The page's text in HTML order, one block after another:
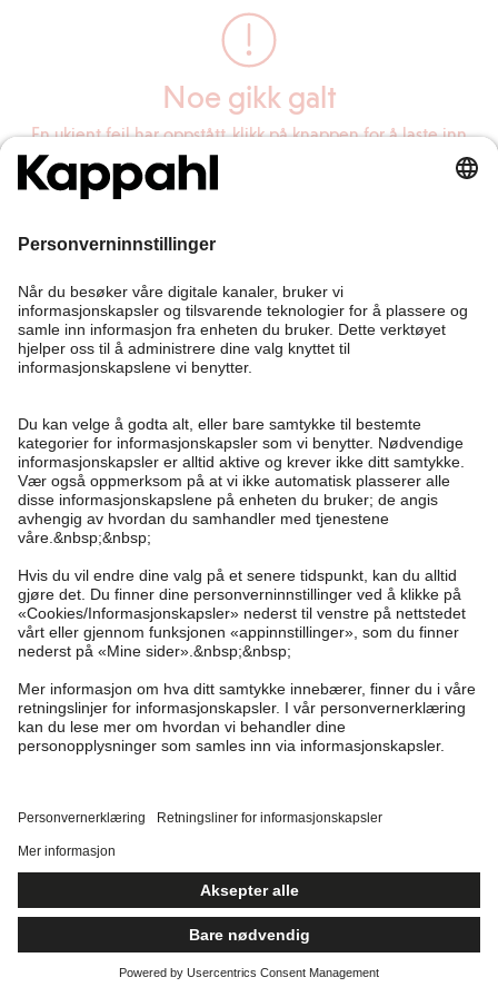
Noe gikk galt
En ukjent feil har oppstått, klikk på knappen for å laste inn
siden på nytt.